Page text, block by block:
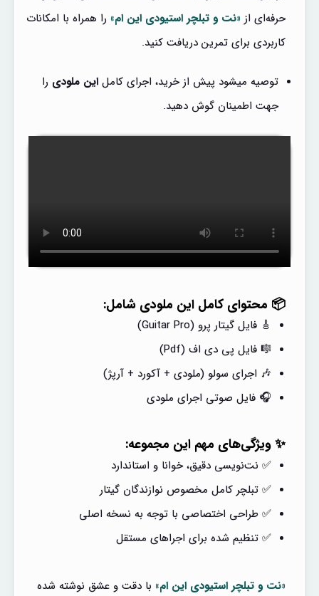
حرفه‌ای از «نت و تبلچر استیودی این ام» را همراه با امکانات
کاربردی برای تمرین دریافت کنید.
توصیه میشود پیش از خرید، اجرای کامل این ملودی را
جهت اطمینان گوش دهید.
📦 محتوای کامل این ملودی شامل:
🎸 فایل گیتار پرو (Guitar Pro)
🎼 فایل پی دی اف (Pdf)
🎶 اجرای سولو (ملودی + آکورد + آرپژ)
🎧 فایل صوتی اجرای ملودی
✨ ویژگی‌های مهم این مجموعه:
✅ نت‌نویسی دقیق، خوانا و استاندارد
✅ تبلچر کامل مخصوص نوازندگان گیتار
✅ طراحی اختصاصی با توجه به نسخه اصلی
✅ تنظیم شده برای اجراهای مستقل
«نت و تبلچر استیودی این ام» با دقت و عشق نوشته شده